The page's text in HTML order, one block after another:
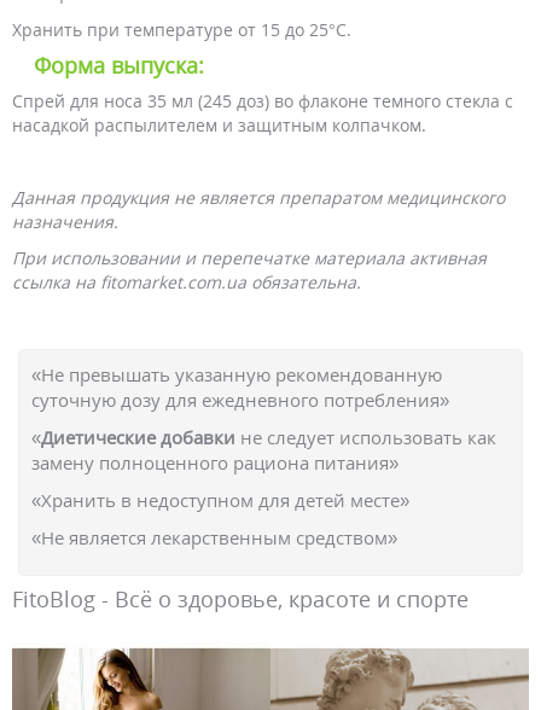
Хранить при температуре от 15 до 25°С.
Форма выпуска:
Спрей для носа 35 мл (245 доз) во флаконе темного стекла с
насадкой распылителем и защитным колпачком.
Данная продукция не является препаратом медицинского
назначения.
При использовании и перепечатке материала активная
ссылка на fitomarket.com.ua обязательна.
«Не превышать указанную рекомендованную
суточную дозу для ежедневного потребления»
«Диетические добавки не следует использовать как
замену полноценного рациона питания»
«Хранить в недоступном для детей месте»
«Не является лекарственным средством»
FitoBlog - Всё о здоровье, красоте и спорте